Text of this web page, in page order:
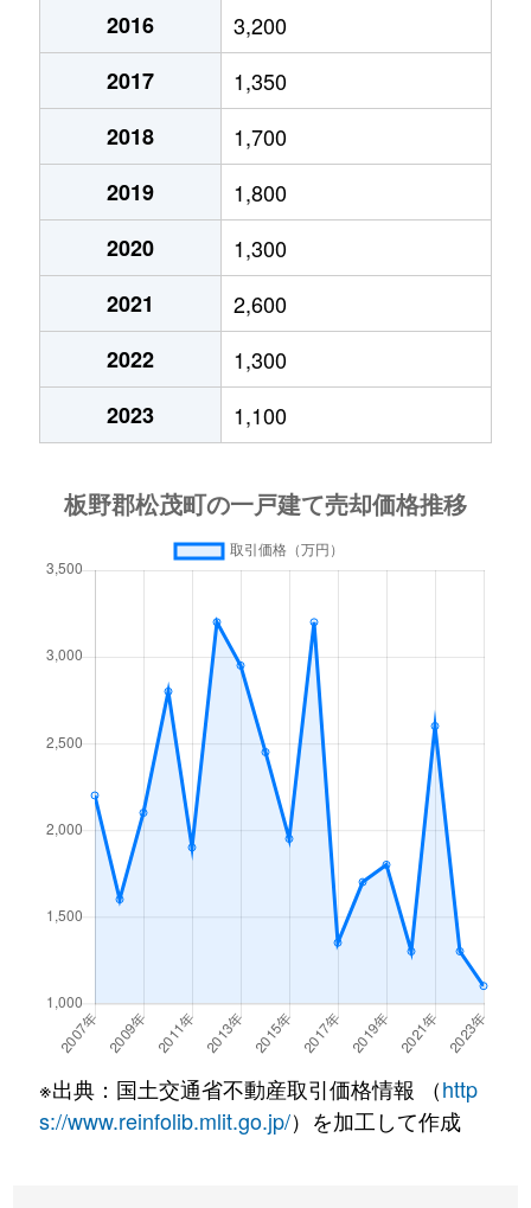
2016
3,200
2017
1,350
2018
1,700
2019
1,800
2020
1,300
2021
2,600
2022
1,300
2023
1,100
※出典：国土交通省不動産取引価格情報 （http
s://www.reinfolib.mlit.go.jp/）を加工して作成